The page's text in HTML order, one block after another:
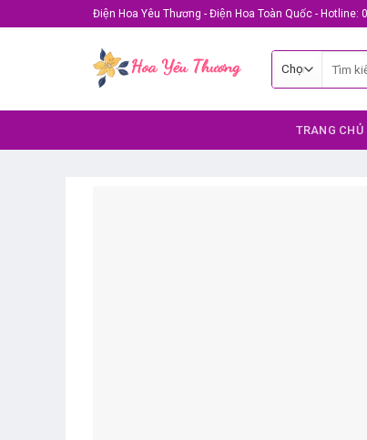
to
Điện Hoa Yêu Thương - Điện Hoa Toàn Quốc - Hotline:
kiếm:
TRANG CHỦ